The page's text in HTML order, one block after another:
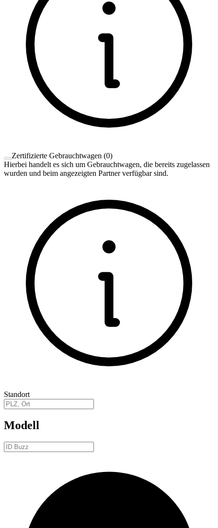
Zertifizierte Gebrauchtwagen (0)
Hierbei handelt es sich um Gebrauchtwagen, die bereits zugelassen
wurden und beim angezeigten Partner verfügbar sind.
Standort
Modell